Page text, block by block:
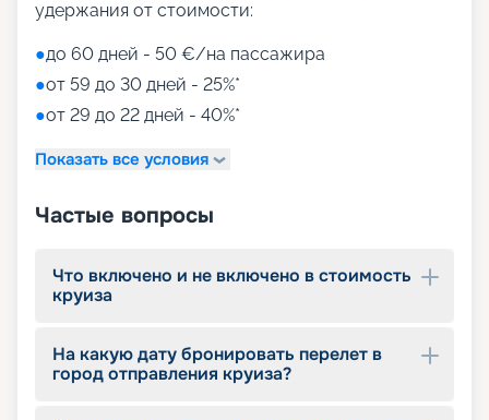
Aquapark (с открытыми игровыми
водными пушками, 3 водными горками с
эффектами виртуальной реальности)
мини-гольф и теннис
7 бассейнов
детский внутренний комплекс,
удержания от стоимости:
●до 60 дней - 50 €/на пассажира
●от 59 до 30 дней - 25%*
●от 29 до 22 дней - 40%*
Показать все условия
Частые вопросы
Что включено и не включено в стоимость
круиза
На какую дату бронировать перелет в
город отправления круиза?